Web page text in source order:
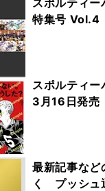
特集号
スポルティ
3月16日発売
最新記事など
く プッシュ